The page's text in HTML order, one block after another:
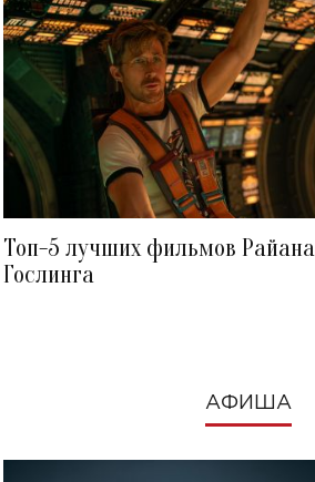
Топ-5 лучших фильмов Райана
Гослинга
АФИША